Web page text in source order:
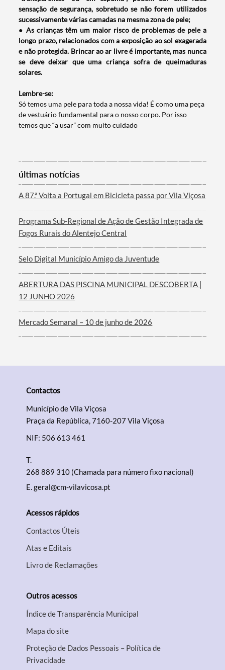
Categorias gerais
Filtros
sensação de segurança, sobretudo se não forem utilizados
sucessivamente várias camadas na mesma zona de pele;
● As crianças têm um maior risco de problemas de pele a
longo prazo, relacionados com a exposição ao sol exagerada
e não protegida. Brincar ao ar livre é importante, mas nunca
se deve deixar que uma criança sofra de queimaduras
solares.
Lembre-se:
Só temos uma pele para toda a nossa vida! É como uma peça
de vestuário fundamental para o nosso corpo. Por isso
temos que “a usar” com muito cuidado
últimas notícias
A 87.ª Volta a Portugal em Bicicleta passa por Vila Viçosa
Programa Sub-Regional de Ação de Gestão Integrada de
Fogos Rurais do Alentejo Central
Selo Digital Município Amigo da Juventude
ABERTURA DAS PISCINA MUNICIPAL DESCOBERTA |
12 JUNHO 2026
Mercado Semanal – 10 de junho de 2026
Contactos
Município de Vila Viçosa
Praça da República, 7160-207 Vila Viçosa
NIF: 506 613 461
T.
268 889 310 (Chamada para número fixo nacional)
E.geral@cm-vilavicosa.pt
Acessos rápidos
Contactos Úteis
Atas e Editais
Livro de Reclamações
Outros acessos
Índice de Transparência Municipal
Mapa do site
Proteção de Dados Pessoais – Política de
Privacidade